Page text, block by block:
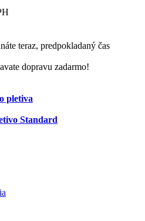
teraz, predpokladaný čas
dopravu zadarmo!
pletiva
Standard